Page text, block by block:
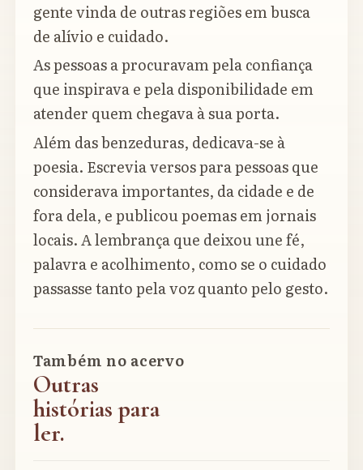
gente vinda de outras regiões em busca
de alívio e cuidado.
As pessoas a procuravam pela confiança
que inspirava e pela disponibilidade em
atender quem chegava à sua porta.
Além das benzeduras, dedicava-se à
poesia. Escrevia versos para pessoas que
considerava importantes, da cidade e de
fora dela, e publicou poemas em jornais
locais. A lembrança que deixou une fé,
palavra e acolhimento, como se o cuidado
passasse tanto pela voz quanto pelo gesto.
Também no acervo
Outras
histórias para
ler.